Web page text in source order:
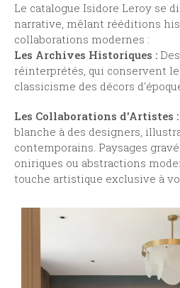
Le catalogue Isidore Leroy se
narrative, mêlant rééditions
collaborations modernes :
Les Archives Historiques :
réinterprétés, qui conservent
classicisme des décors
Les Collaborations d'Artistes :
blanche à des designers,
contemporains. Paysages
oniriques ou abstractions
touche artistique exclusive à